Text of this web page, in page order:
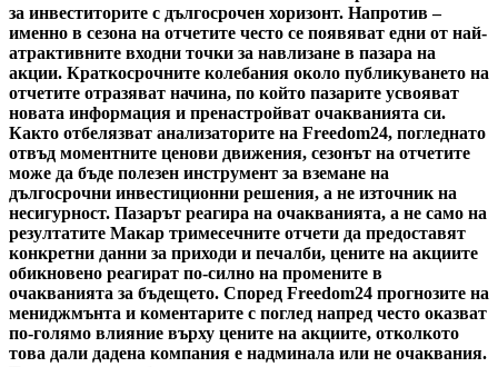
за инвеститорите с дългосрочен хоризонт. Напротив –
именно в сезона на отчетите често се появяват едни от най-
атрактивните входни точки за навлизане в пазара на
акции. Краткосрочните колебания около публикуването на
отчетите отразяват начина, по който пазарите усвояват
новата информация и пренастройват очакванията си.
Както отбелязват анализаторите на Freedom24, погледнато
отвъд моментните ценови движения, сезонът на отчетите
може да бъде полезен инструмент за вземане на
дългосрочни инвестиционни решения, а не източник на
несигурност. Пазарът реагира на очакванията, а не само на
резултатите Макар тримесечните отчети да предоставят
конкретни данни за приходи и печалби, цените на акциите
обикновено реагират по-силно на промените в
очакванията за бъдещето. Според Freedom24 прогнозите на
мениджмънта и коментарите с поглед напред често оказват
по-голямо влияние върху цените на акциите, отколкото
това дали дадена компания е надминала или не очаквания.